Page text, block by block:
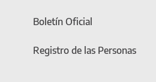
Boletín Oficial
Registro de las Personas